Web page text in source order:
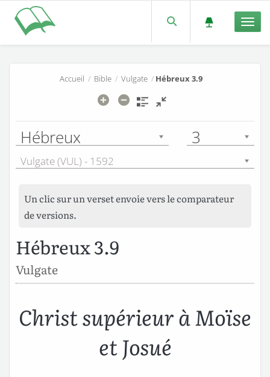
Accueil / Bible/ Vulgate/ Hébreux 3.9
Hébreux 3
Vulgate (VUL) - 1592
Un clic sur un verset envoie vers le comparateur
de versions.
Hébreux 3.9
Vulgate
Christ supérieur à Moïse
et Josué